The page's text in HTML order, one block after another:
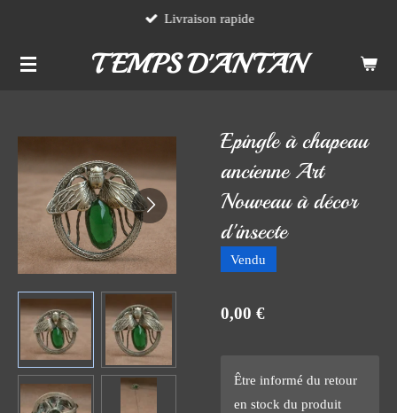
contenu
TEMPS D'ANTAN
Livraison rapide
Epingle à chapeau
ancienne Art
Nouveau à décor
d'insecte
Vendu
0,00 €
Être informé du retour
en stock du produit